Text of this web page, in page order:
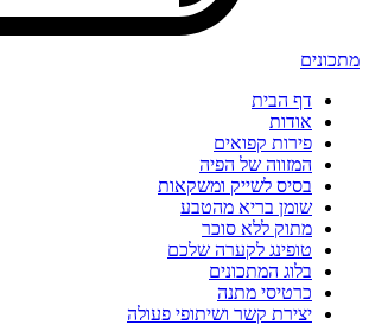
מתכונים
דף הבית
אודות
פירות קפואים
המזווה של הפיה
בסיס לשייק ומשקאות
שומן בריא מהטבע
מתוק ללא סוכר
טופינג לקערה שלכם
בלוג המתכונים
כרטיסי מתנה
יצירת קשר ושיתופי פעולה